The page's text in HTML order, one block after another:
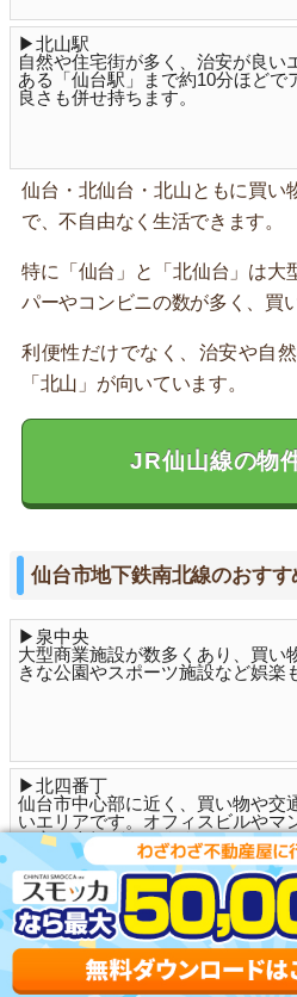
▶北山駅
自然や住宅街が多く、治安が良い
ある「仙台駅」まで約10分ほどで
良さも併せ持ちます。
仙台・北仙台・北山ともに買い
で、不自由なく生活できます。
特に「仙台」と「北仙台」は大
パーやコンビニの数が多く、買
利便性だけでなく、治安や自
「北山」が向いています。
JR仙山線の物
仙台市地下鉄南北線のおすす
▶泉中央
大型商業施設が数多くあり、買い
きな公園やスポーツ施設など娯楽
▶北四番丁
仙台市中心部に近く、買い物や交
いエリアです。オフィスビルやマ
の方に人気があります。
▶長町南
託児所や学校、図書館が充実して
アです。病院や公園など、近所
います。